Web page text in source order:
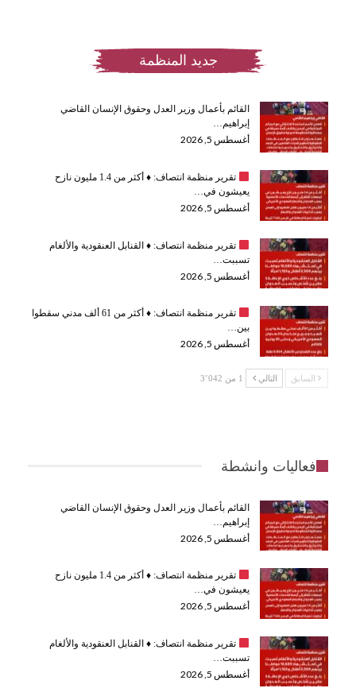
جديد المنظمة
القائم بأعمال وزير العدل وحقوق الإنسان القاضي
إبراهيم…
أغسطس 5, 2026
تقرير منظمة انتصاف: ♦️
أكثر من 1.4 مليون نازح
يعيشون في…
أغسطس 5, 2026
تقرير منظمة انتصاف: ♦️القنابل العنقودية والألغام
تسببت…
أغسطس 5, 2026
تقرير منظمة انتصاف: ♦️
أكثر من 61 ألف مدني سقطوا
بين…
أغسطس 5, 2026
السابق التالي 1 من 3٬042
فعاليات وانشطة
القائم بأعمال وزير العدل وحقوق الإنسان القاضي
إبراهيم…
أغسطس 5, 2026
تقرير منظمة انتصاف: ♦️
أكثر من 1.4 مليون نازح
يعيشون في…
أغسطس 5, 2026
تقرير منظمة انتصاف: ♦️القنابل العنقودية والألغام
تسببت…
أغسطس 5, 2026